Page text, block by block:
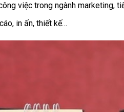
việc trong ngành marketing,
in ấn, thiết kế…